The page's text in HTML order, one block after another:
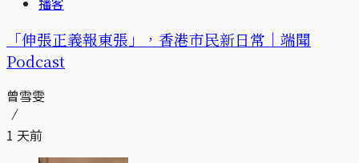
「伸張正義報東張」，香港市民新日常｜端聞
Podcast
曾雪雯
1 天前